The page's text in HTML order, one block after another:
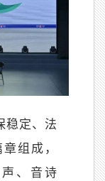
稳定、法
组成，
、音诗